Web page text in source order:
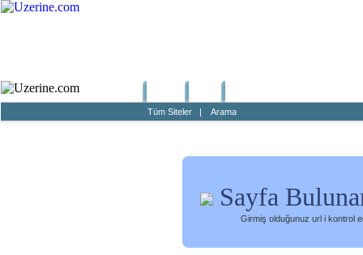
Tüm Siteler | Arama
Sayfa
Girmiş olduğunuz url i kontrol